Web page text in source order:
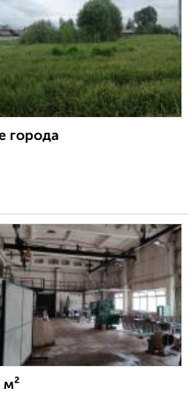
города
м²